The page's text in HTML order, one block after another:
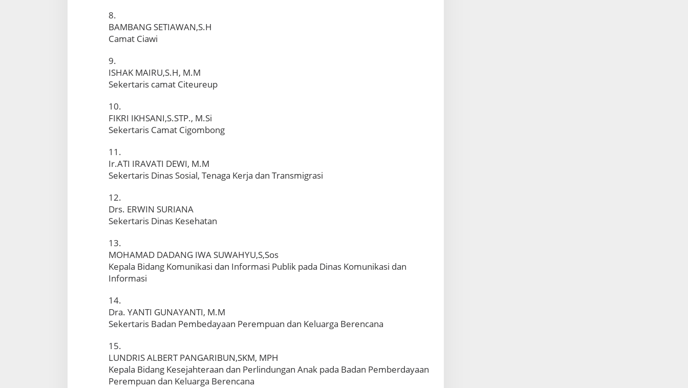
8.
BAMBANG SETIAWAN,S.H
Camat Ciawi
9.
ISHAK MAIRU,S.H, M.M
Sekertaris camat Citeureup
10.
FIKRI IKHSANI,S.STP., M.Si
Sekertaris Camat Cigombong
11.
Ir.ATI IRAVATI DEWI, M.M
Sekertaris Dinas Sosial, Tenaga Kerja dan Transmigrasi
12.
Drs. ERWIN SURIANA
Sekertaris Dinas Kesehatan
13.
MOHAMAD DADANG IWA SUWAHYU,S,Sos
Kepala Bidang Komunikasi dan Informasi Publik pada Dinas Komunikasi dan
Informasi
14.
Dra. YANTI GUNAYANTI, M.M
Sekertaris Badan Pembedayaan Perempuan dan Keluarga Berencana
15.
LUNDRIS ALBERT PANGARIBUN,SKM, MPH
Kepala Bidang Kesejahteraan dan Perlindungan Anak pada Badan Pemberdayaan
Perempuan dan Keluarga Berencana